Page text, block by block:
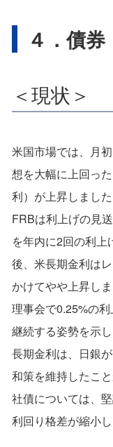
４．債券
＜現状＞
米国市場では、月
想を大幅に上回っ
利）が上昇しまし
FRBは利上げの見
を年内に2回の利
後、米長期金利は
かけてやや上昇し
理事会で0.25%の
継続する姿勢を示
長期金利は、日銀
和策を維持したこ
社債については、
利回り格差が縮小し